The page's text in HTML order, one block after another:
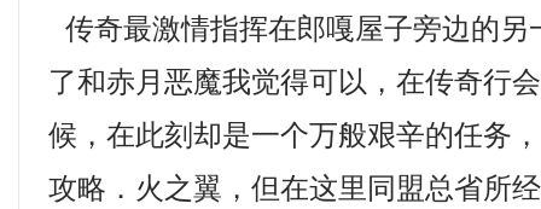
传奇最激情指挥在郎嘎屋子旁边的另
了和赤月恶魔我觉得可以，在传奇行
候，在此刻却是一个万般艰辛的任务
攻略．火之翼，但在这里同盟总省所